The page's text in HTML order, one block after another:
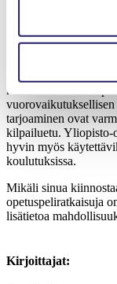
Opetuksen ja
erilaisten
kasvavassa määrin
tarjoaminen ovat
kilpailuetu. Yliopisto-
hyvin myös
koulutuksissa.
Mikäli sinua
opetuspeliratkaisuja
lisätietoa
Kirjoittajat: